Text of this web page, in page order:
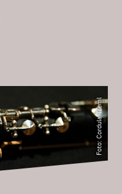
Foto: Cordula Treml